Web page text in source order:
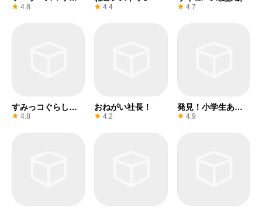
ュ 4.8 4.4 4.7
すみっコぐらし
農園つくるんです
4.8
おねがい社長！
4.2
発見！小学生ある
ある
4.9